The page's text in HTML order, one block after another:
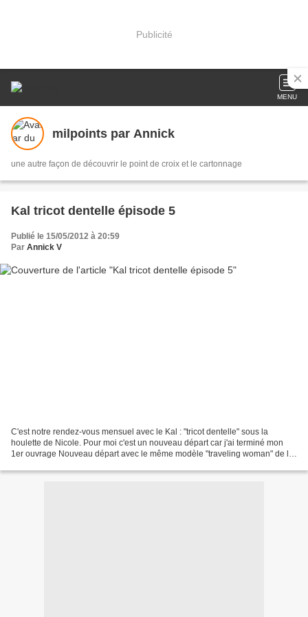
Publicité
MENU
milpoints par Annick
une autre façon de découvrir le point de croix et le cartonnage
Kal tricot dentelle épisode 5
Publié le 15/05/2012 à 20:59
Par Annick V
C'est notre rendez-vous mensuel avec le Kal : "tricot dentelle" sous la
houlette de Nicole. Pour moi c'est un nouveau départ car j'ai terminé mon
1er ouvrage Nouveau départ avec le même modèle "traveling woman" de liz